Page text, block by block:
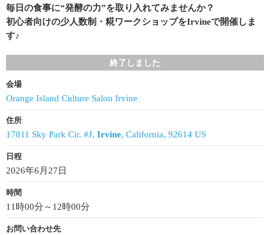
毎日の食事に“発酵の力”を取り入れてみませんか？
初心者向けの少人数制・糀ワークショップをIrvineで開催しま
す♪
終了しました
会場
Orange Island Culture Salon Irvine
住所
17811 Sky Park Cir. #J, Irvine, California, 92614 US
日程
2026年6月27日
時間
11時00分～12時00分
お問い合わせ先